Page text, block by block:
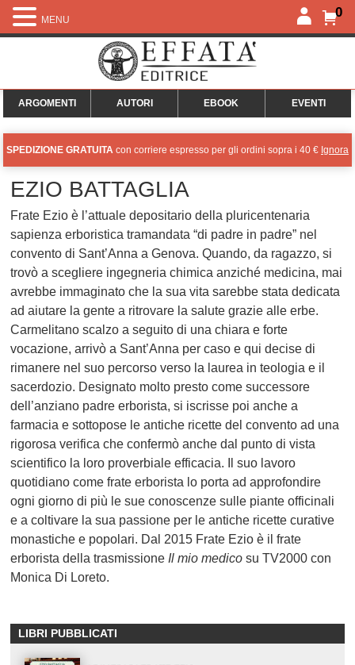
0
ARGOMENTI AUTORI EBOOK EVENTI
SPEDIZIONE GRATUITA con corriere espresso per gli ordini sopra i 40 € Ignora
EZIO BATTAGLIA
Frate Ezio è l’attuale depositario della pluricentenaria
sapienza erboristica tramandata “di padre in padre” nel
convento di Sant’Anna a Genova. Quando, da ragazzo, si
trovò a scegliere ingegneria chimica anziché medicina, mai
avrebbe immaginato che la sua vita sarebbe stata dedicata
ad aiutare la gente a ritrovare la salute grazie alle erbe.
Carmelitano scalzo a seguito di una chiara e forte
vocazione, arrivò a Sant’Anna per caso e qui decise di
rimanere nel suo percorso verso la laurea in teologia e il
sacerdozio. Designato molto presto come successore
dell’anziano padre erborista, si iscrisse poi anche a
farmacia e sottopose le antiche ricette del convento ad una
rigorosa verifica che confermò anche dal punto di vista
scientifico la loro proverbiale efficacia. Il suo lavoro
quotidiano come frate erborista lo porta ad approfondire
ogni giorno di più le sue conoscenze sulle piante officinali
e a coltivare la sua passione per le antiche ricette curative
monastiche e popolari. Dal 2015 Frate Ezio è il frate
erborista della trasmissione Il mio medico su TV2000 con
Monica Di Loreto.
LIBRI PUBBLICATI
MENU